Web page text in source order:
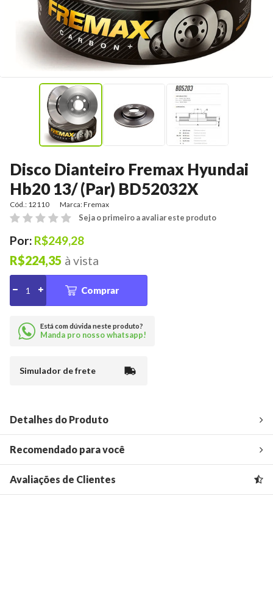
Disco Dianteiro Fremax Hyundai
Hb20 13/ (Par) BD52032X
Cód.: 12110 Marca:Fremax
Seja o primeiro a avaliar este produto
Por: R$249,28
à vista
R$224,35
Comprar
Está com dúvida neste produto?
Manda pro nosso whatsapp!
Simulador de frete
Detalhes do Produto
Recomendado para você
Avaliações de Clientes